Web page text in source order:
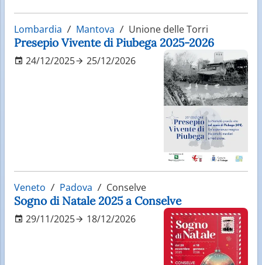
Lombardia Mantova Unione delle Torri
Presepio Vivente di Piubega 2025-2026
24/12/2025 25/12/2026
Veneto Padova Conselve
Sogno di Natale 2025 a Conselve
29/11/2025 18/12/2026